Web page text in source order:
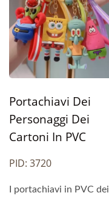
Portachiavi Dei
Personaggi Dei
Cartoni In PVC
PID: 3720
I portachiavi in PVC dei